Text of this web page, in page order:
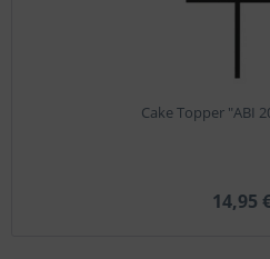
Cake Topper "ABI
14,95